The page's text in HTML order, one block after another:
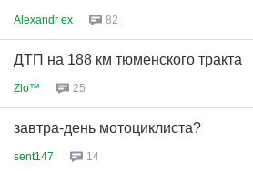
Alexandr ex 82
ДТП на 188 км тюменского тракта
Zlo™ 25
завтра-день мотоциклиста?
sent147 14